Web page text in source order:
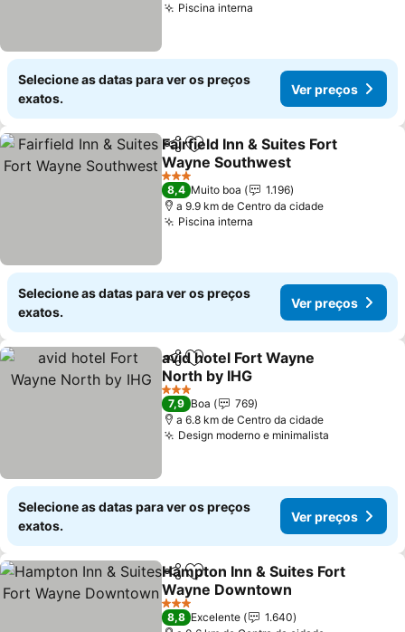
Piscina interna
Selecione as datas para ver os preços
exatos.
Ver preços
PartilharAdicionar aos favoritos
Fairfield Inn & Suites Fort
Wayne Southwest
Ver preços
3 Estrelas
8,4 Muito boa
1.196
a 9.9 km de Centro da cidade
Piscina interna
Selecione as datas para ver os preços
exatos.
Ver preços
PartilharAdicionar aos favoritos
avid hotel Fort Wayne
North by IHG
Ver preços
3 Estrelas
7,9 Boa
769
a 6.8 km de Centro da cidade
Design moderno e minimalista
Selecione as datas para ver os preços
exatos.
Ver preços
PartilharAdicionar aos favoritos
Hampton Inn & Suites Fort
Wayne Downtown
Ver preços
3 Estrelas
8,8 Excelente
1.640